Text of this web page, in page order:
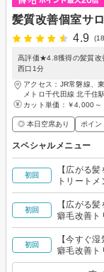
髪質改善個室サ
4.9
高評価★4.8獲得の髪質改
西口1分
アクセス：JR常磐線
メトロ千代田線 北千住
カット単価： ￥4,000～
◎ 本日空席あり ポイン
スペシャルメニュー
初回
【広がる
トリートメ
初回
【広がる
癖毛改善ト
初回
【今すぐ
癖毛改善ト